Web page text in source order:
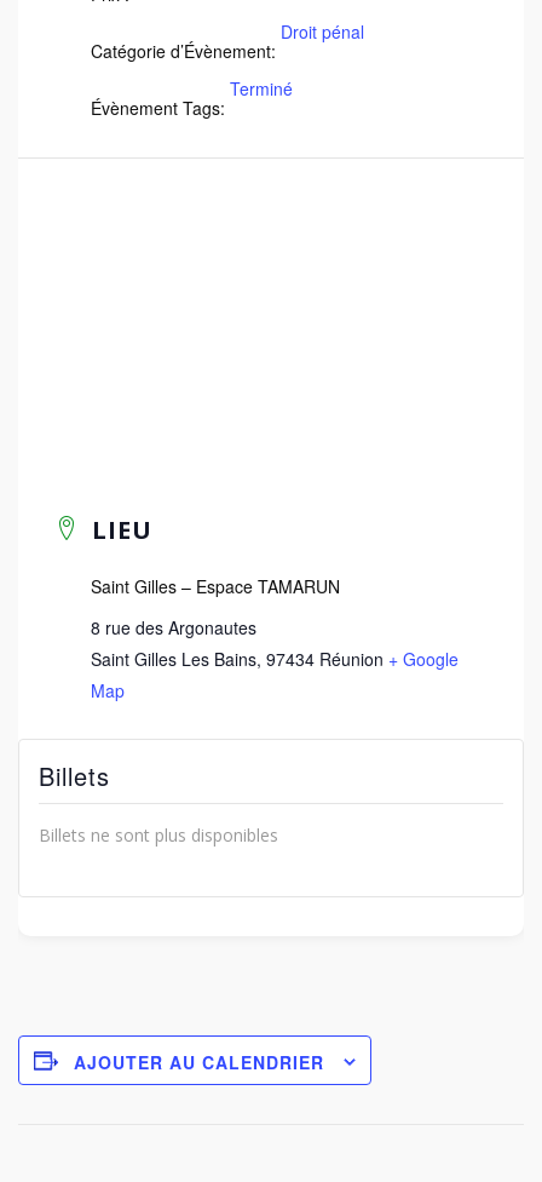
Catégorie d’Évènement:
Droit pénal
Évènement Tags:
Terminé
LIEU
Saint Gilles – Espace TAMARUN
8 rue des Argonautes
Saint Gilles Les Bains, 97434 Réunion + Google
Map
Billets
Billets ne sont plus disponibles
AJOUTER AU CALENDRIER